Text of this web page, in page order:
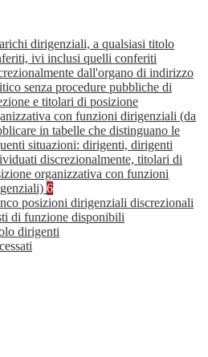
dirigenziali, a qualsiasi titolo
ivi inclusi quelli conferiti
dall'organo di indirizzo
senza procedure pubbliche di
e titolari di posizione
con funzioni dirigenziali (da
in tabelle che distinguano le
situazioni: dirigenti, dirigenti
discrezionalmente, titolari di
organizzativa con funzioni
6
posizioni dirigenziali discrezionali
di funzione disponibili
dirigenti